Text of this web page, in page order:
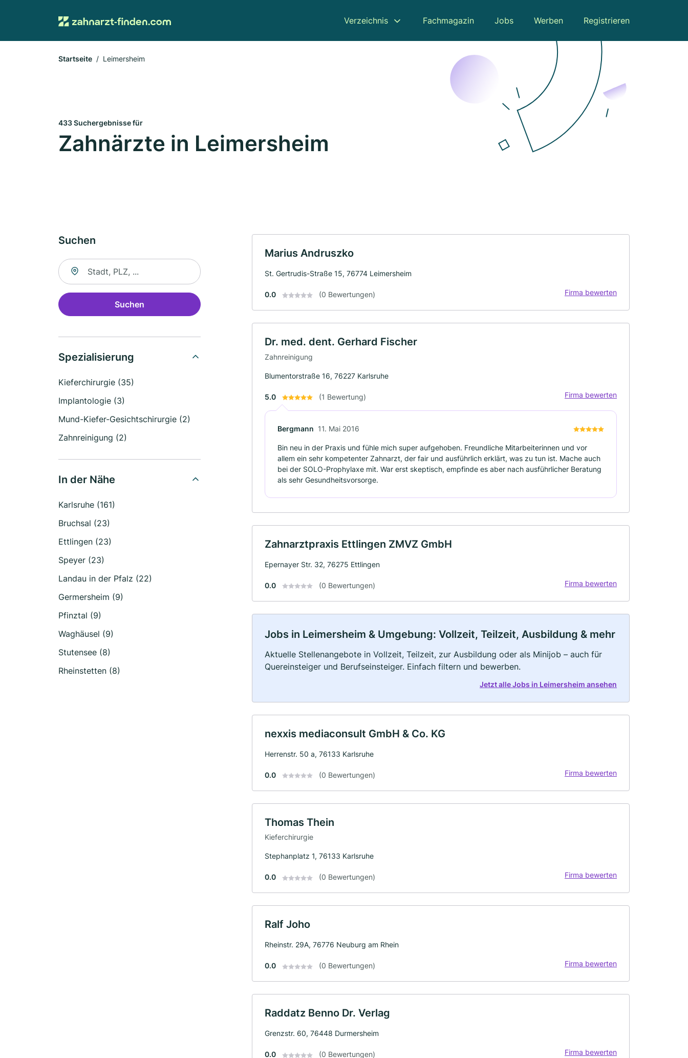
Verzeichnis Fachmagazin Jobs Werben Registrieren
Startseite Leimersheim
433 Suchergebnisse für
Zahnärzte in Leimersheim
Suchen
Suche nach Ort
Suchen
Spezialisierung
Kieferchirurgie (35)
Implantologie (3)
Mund-Kiefer-Gesichtschirurgie (2)
Zahnreinigung (2)
In der Nähe
Karlsruhe (161)
Bruchsal (23)
Ettlingen (23)
Speyer (23)
Landau in der Pfalz (22)
Germersheim (9)
Pfinztal (9)
Waghäusel (9)
Stutensee (8)
Rheinstetten (8)
Marius Andruszko
St. Gertrudis-Straße 15, 76774 Leimersheim
0.0 (0 Bewertungen) Firma bewerten
Dr. med. dent. Gerhard Fischer
Zahnreinigung
Blumentorstraße 16, 76227 Karlsruhe
5.0 (1 Bewertung) Firma bewerten
Bergmann 11. Mai 2016
Bin neu in der Praxis und fühle mich super aufgehoben. Freundliche Mitarbeiterinnen und vor
allem ein sehr kompetenter Zahnarzt, der fair und ausführlich erklärt, was zu tun ist. Mache auch
bei der SOLO-Prophylaxe mit. War erst skeptisch, empfinde es aber nach ausführlicher Beratung
als sehr Gesundheitsvorsorge.
Zahnarztpraxis Ettlingen ZMVZ GmbH
Epernayer Str. 32, 76275 Ettlingen
0.0 (0 Bewertungen) Firma bewerten
Jobs in Leimersheim & Umgebung: Vollzeit, Teilzeit, Ausbildung & mehr
Aktuelle Stellenangebote in Vollzeit, Teilzeit, zur Ausbildung oder als Minijob – auch für
Quereinsteiger und Berufseinsteiger. Einfach filtern und bewerben.
Jetzt alle Jobs in Leimersheim ansehen
nexxis mediaconsult GmbH & Co. KG
Herrenstr. 50 a, 76133 Karlsruhe
0.0 (0 Bewertungen) Firma bewerten
Thomas Thein
Kieferchirurgie
Stephanplatz 1, 76133 Karlsruhe
0.0 (0 Bewertungen) Firma bewerten
Ralf Joho
Rheinstr. 29A, 76776 Neuburg am Rhein
0.0 (0 Bewertungen) Firma bewerten
Raddatz Benno Dr. Verlag
Grenzstr. 60, 76448 Durmersheim
0.0 (0 Bewertungen) Firma bewerten